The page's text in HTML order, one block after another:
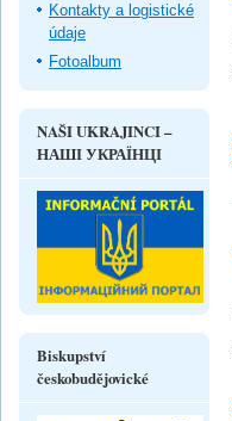
Kontakty a logistické
údaje
Fotoalbum
NAŠI UKRAJINCI –
НАШІ УКРАЇНЦІ
Biskupství
českobudějovické